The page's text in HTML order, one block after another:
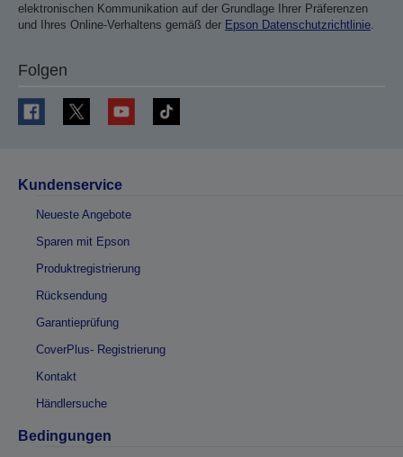
elektronischen Kommunikation auf der Grundlage Ihrer Präferenzen
und Ihres Online-Verhaltens gemäß der Epson Datenschutzrichtlinie
Folgen
Kundenservice
Neueste Angebote
Sparen mit Epson
Produktregistrierung
Rücksendung
Garantieprüfung
CoverPlus- Registrierung
Kontakt
Händlersuche
Bedingungen